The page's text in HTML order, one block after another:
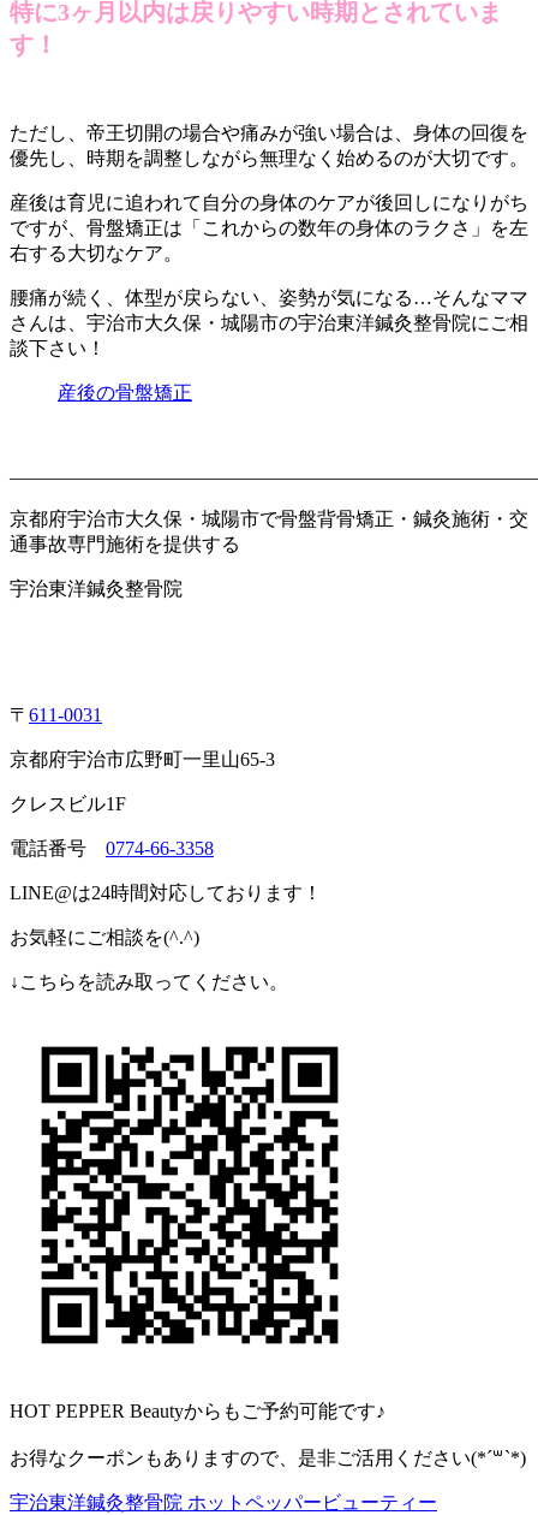
特に3ヶ月以内は戻りやすい時期とされていま
す！
ただし、帝王切開の場合や痛みが強い場合は、身体の回復を
優先し、時期を調整しながら無理なく始めるのが大切です。
産後は育児に追われて自分の身体のケアが後回しになりがち
ですが、骨盤矯正は「これからの数年の身体のラクさ」を左
右する大切なケア。
腰痛が続く、体型が戻らない、姿勢が気になる…そんなママ
さんは、宇治市大久保・城陽市の宇治東洋鍼灸整骨院にご相
談下さい！
産後の骨盤矯正
————————————————————
京都府宇治市大久保・城陽市で骨盤背骨矯正・鍼灸施術・交
通事故専門施術を提供する
宇治東洋鍼灸整骨院
〒 611-0031
京都府宇治市広野町一里山65-3
クレスビル1F
電話番号 0774-66-3358
LINE@は24時間対応しております！
お気軽にご相談を(^.^)
↓こちらを読み取ってください。
HOT PEPPER Beautyからもご予約可能です♪
お得なクーポンもありますので、是非ご活用ください(*´꒳`*)
宇治東洋鍼灸整骨院 ホットペッパービューティー